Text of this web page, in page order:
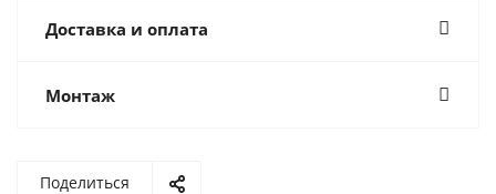
Доставка и оплата
Монтаж
Поделиться